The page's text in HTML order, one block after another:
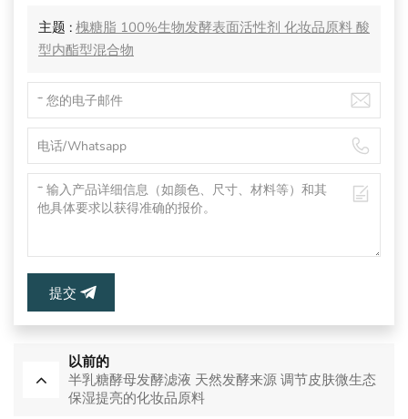
主题 : 槐糖脂 100%生物发酵表面活性剂 化妆品原料 酸
型内酯型混合物
提交
以前的
半乳糖酵母发酵滤液 天然发酵来源 调节皮肤微生态
保湿提亮的化妆品原料